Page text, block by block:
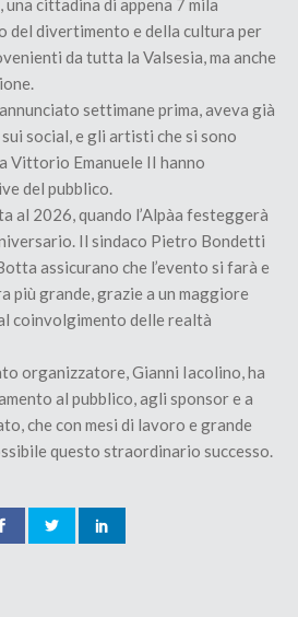
cittadina di appena 7 mila
del divertimento e della cultura per
da tutta la Valsesia, ma anche
settimane prima, aveva già
social, e gli artisti che si sono
Vittorio Emanuele II hanno
del pubblico.
al 2026, quando l’Alpàa festeggerà
Il sindaco Pietro Bondetti
assicurano che l’evento si farà e
più grande, grazie a un maggiore
coinvolgimento delle realtà
organizzatore, Gianni Iacolino, ha
al pubblico, agli sponsor e a
che con mesi di lavoro e grande
questo straordinario successo.